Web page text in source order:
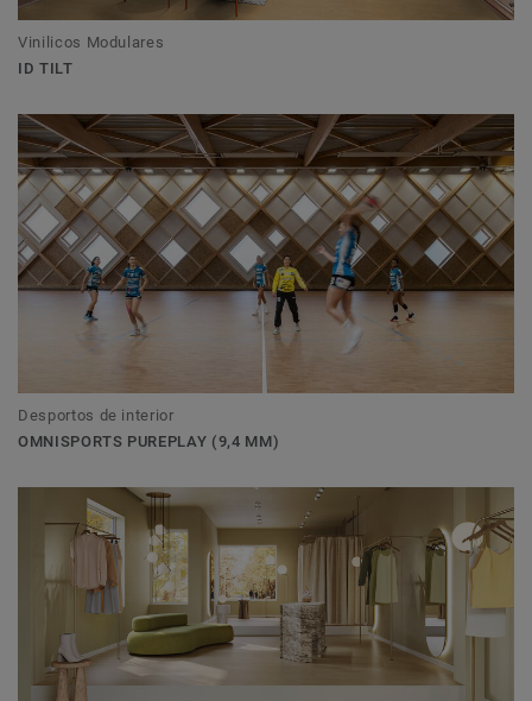
Vinilicos Modulares
ID TILT
Desportos de interior
OMNISPORTS PUREPLAY (9,4 MM)